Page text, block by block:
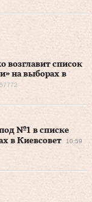
возглавит список
на выборах в
57772
№1 в списке
в Киевсовет
10:59